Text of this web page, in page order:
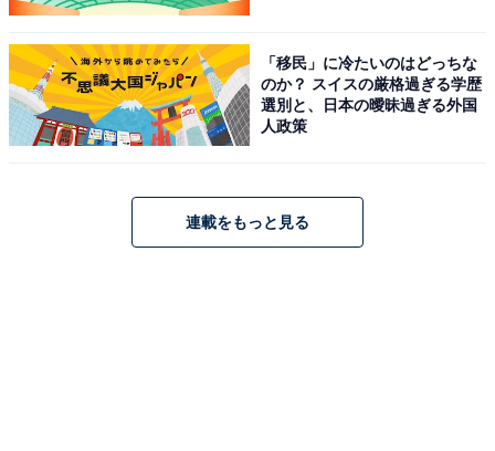
いつの間にか、冷蔵庫が空っぽに…!?
親しい仲の最たるもの。それは彼氏彼女の関係かもしれ
ました。その理由は……、
「移民」に冷たいのはどっちな
のか？ スイスの厳格過ぎる学歴
選別と、日本の曖昧過ぎる外国
人政策
連載をもっと見る